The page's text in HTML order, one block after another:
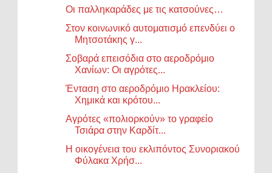
Οι παλληκαράδες με τις κατσούνες…
Στον κοινωνικό αυτοματισμό επενδύει ο
Μητσοτάκης γ...
Σοβαρά επεισόδια στο αεροδρόμιο
Χανίων: Οι αγρότες...
Ένταση στο αεροδρόμιο Ηρακλείου:
Χημικά και κρότου...
Αγρότες «πολιορκούν» το γραφείο
Τσιάρα στην Καρδίτ...
Η οικογένεια του εκλιπόντος Συνοριακού
Φύλακα Χρήσ...